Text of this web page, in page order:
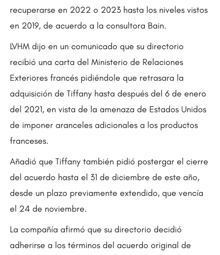
recuperarse en 2022 o 2023 hasta los niveles vistos
en 2019, de acuerdo a la consultora Bain.
LVHM dijo en un comunicado que su directorio
recibió una carta del Ministerio de Relaciones
Exteriores francés pidiéndole que retrasara la
adquisición de Tiffany hasta después del 6 de enero
del 2021, en vista de la amenaza de Estados Unidos
de imponer aranceles adicionales a los productos
franceses.
Añadió que Tiffany también pidió postergar el cierre
del acuerdo hasta el 31 de diciembre de este año,
desde un plazo previamente extendido, que vencía
el 24 de noviembre.
La compañía afirmó que su directorio decidió
adherirse a los términos del acuerdo original de